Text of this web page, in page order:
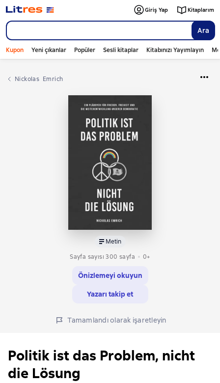
Ara
Giriş Yap Kitaplarım
Kupon Yeni çıkanlar Popüler Sesli kitaplar Kitabınızı Yayımlayın
Nickolas  Emrich
Metin
Sayfa sayısı 300 sayfa
0+
Önizlemeyi okuyun
Yazarı takip et
Tamamlandı olarak işaretleyin
Politik ist das Problem, nicht
die Lösung